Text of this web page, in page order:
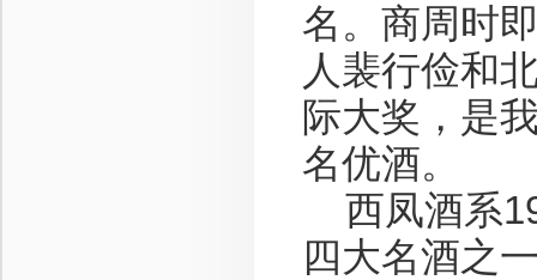
名。商周时
人裴行俭和
际大奖，是
名优酒。
西凤酒系
四大名酒之